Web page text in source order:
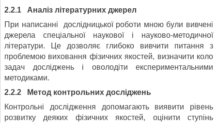
2.2.1 Аналіз літературних джерел
При написанні дослідницької роботи мною були вивчені
джерела спеціальної наукової і науково-методичної
літератури. Це дозволяє глибоко вивчити питання з
проблемою виховання фізичних якостей, визначити коло
задач досліджень і оволодіти експериментальними
методиками.
2.2.2 Метод контрольних досліджень
Контрольні дослідження допомагають виявити рівень
розвитку деяких фізичних якостей, оцінити ступінь